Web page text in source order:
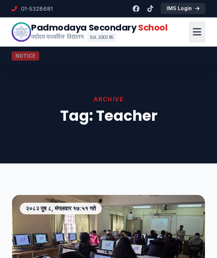
01-5328681 IMS Login
Padmodaya SecondarySchool
पद्मोदय माध्यमिक विद्यालय Est. 2003 BS
NOTICE
ARCHIVE
Tag:Teacher
२०८२ पुष ८, मंगलवार १७:५१ गते